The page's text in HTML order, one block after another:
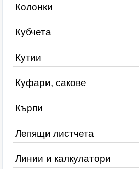
Колонки
Кубчета
Кутии
Куфари, сакове
Кърпи
Лепящи листчета
Линии и калкулатори